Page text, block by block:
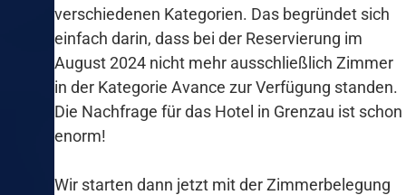
verschiedenen Kategorien. Das begründet sich
einfach darin, dass bei der Reservierung im
August 2024 nicht mehr ausschließlich Zimmer
in der Kategorie Avance zur Verfügung standen.
Die Nachfrage für das Hotel in Grenzau ist schon
enorm!
Wir starten dann jetzt mit der Zimmerbelegung